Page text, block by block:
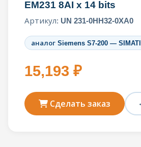
EM231 8AI x 14 bits
Артикул: UN 231-0HH32-0XA0
аналог Siemens S7-200 —
15,193 ₽
Сделать заказ